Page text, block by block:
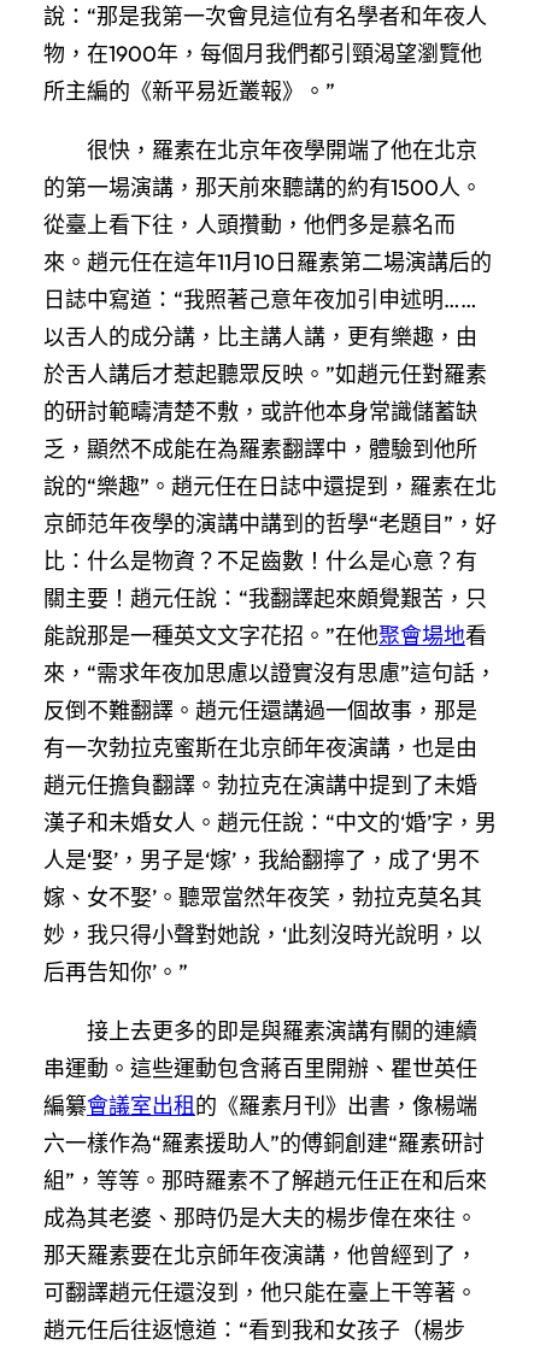
說：“那是我第一次會見這位有名學者和年夜人
物，在1900年，每個月我們都引頸渴望瀏覽他
所主編的《新平易近叢報》。”
很快，羅素在北京年夜學開端了他在北京
的第一場演講，那天前來聽講的約有1500人。
從臺上看下往，人頭攢動，他們多是慕名而
來。趙元任在這年11月10日羅素第二場演講后的
日誌中寫道：“我照著己意年夜加引申述明……
以舌人的成分講，比主講人講，更有樂趣，由
於舌人講后才惹起聽眾反映。”如趙元任對羅素
的研討範疇清楚不敷，或許他本身常識儲蓄缺
乏，顯然不成能在為羅素翻譯中，體驗到他所
說的“樂趣”。趙元任在日誌中還提到，羅素在北
京師范年夜學的演講中講到的哲學“老題目”，好
比：什么是物資？不足齒數！什么是心意？有
關主要！趙元任說：“我翻譯起來頗覺艱苦，只
能說那是一種英文文字花招。”在他聚會場地看
來，“需求年夜加思慮以證實沒有思慮”這句話，
反倒不難翻譯。趙元任還講過一個故事，那是
有一次勃拉克蜜斯在北京師年夜演講，也是由
趙元任擔負翻譯。勃拉克在演講中提到了未婚
漢子和未婚女人。趙元任說：“中文的‘婚’字，男
人是‘娶’，男子是‘嫁’，我給翻擰了，成了‘男不
嫁、女不娶’。聽眾當然年夜笑，勃拉克莫名其
妙，我只得小聲對她說，‘此刻沒時光說明，以
后再告知你’。”
接上去更多的即是與羅素演講有關的連續
串運動。這些運動包含蔣百里開辦、瞿世英任
編纂會議室出租的《羅素月刊》出書，像楊端
六一樣作為“羅素援助人”的傅銅創建“羅素研討
組”，等等。那時羅素不了解趙元任正在和后來
成為其老婆、那時仍是大夫的楊步偉在來往。
那天羅素要在北京師年夜演講，他曾經到了，
可翻譯趙元任還沒到，他只能在臺上干等著。
趙元任后往返憶道：“看到我和女孩子（楊步